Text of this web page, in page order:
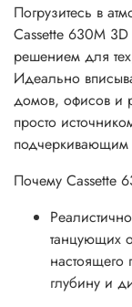
Погрузитесь в
Cassette 630M
решением для
Идеально
домов, офисов и
просто
подчеркивающим
Почему Cassette
танцующих
настоящего
глубину и